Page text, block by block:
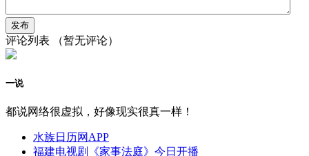
评论列表 （暂无评论）
一说
都说网络很虚拟，好像现实很真一样！
水族日历网APP
福建电视剧《家事法庭》今日开播